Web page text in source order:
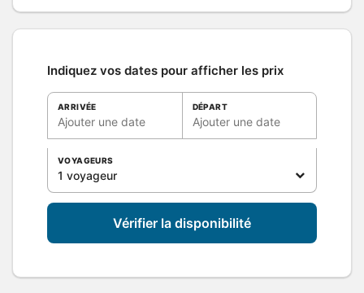
Indiquez vos dates pour afficher les prix
ARRIVÉE
Ajouter une date
DÉPART
Ajouter une date
VOYAGEURS
1 voyageur
Vérifier la disponibilité